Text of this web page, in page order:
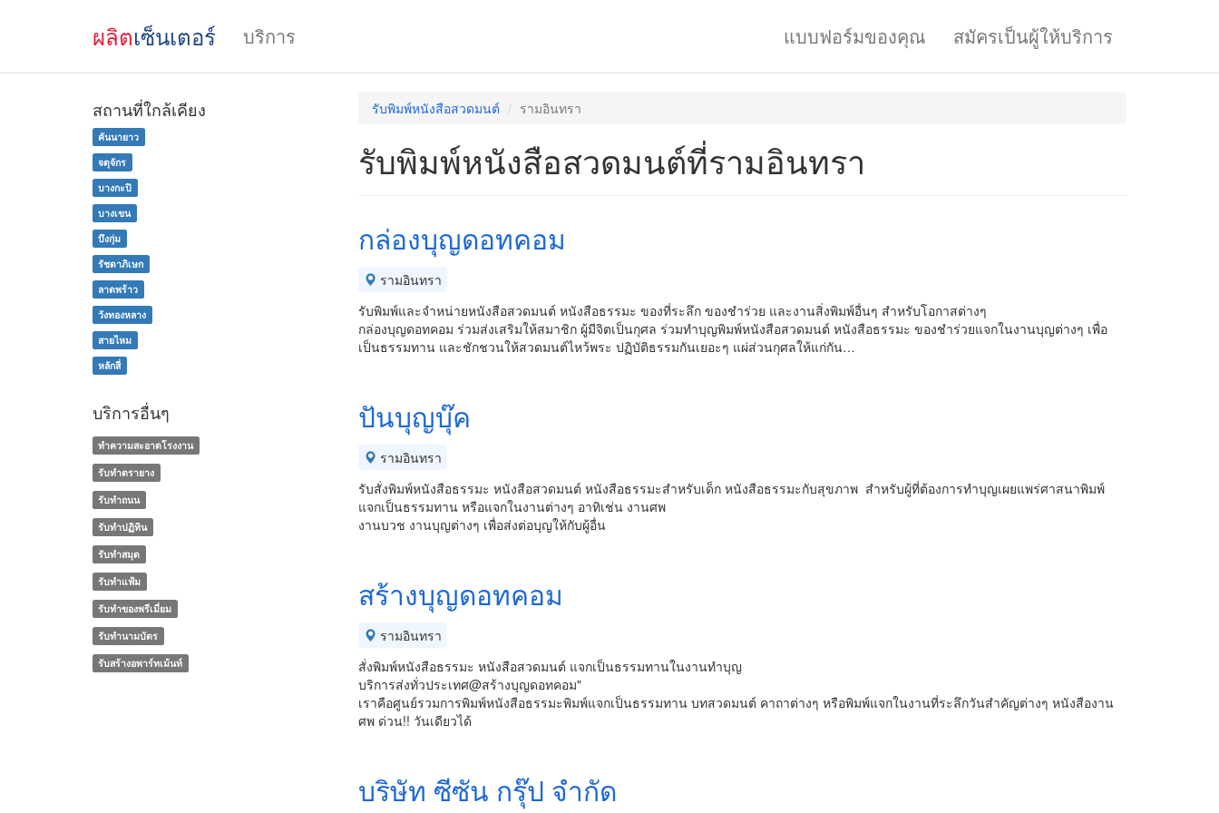
ผลิตเซ็นเตอร์ บริการ แบบฟอร์มของคุณ สมัครเป็นผู้ให้บริการ
รับพิมพ์หนังสือสวดมนต์ รามอินทรา
รับพิมพ์หนังสือสวดมนต์ที่รามอินทรา
กล่องบุญดอทคอม
รามอินทรา
รับพิมพ์และจำหน่ายหนังสือสวดมนต์ หนังสือธรรมะ ของที่ระลึก ของชำร่วย และงานสิ่งพิมพ์อื่นๆ สำหรับโอกาสต่างๆ
กล่องบุญดอทคอม ร่วมส่งเสริมให้สมาชิก ผู้มีจิตเป็นกุศล ร่วมทำบุญพิมพ์หนังสือสวดมนต์ หนังสือธรรมะ ของชำร่วยแจกในงานบุญต่างๆ เพื่อ
เป็นธรรมทาน และชักชวนให้สวดมนต์ไหว้พระ ปฏิบัติธรรมกันเยอะๆ แผ่ส่วนกุศลให้แก่กัน…
ปันบุญบุ๊ค
รามอินทรา
รับสั่งพิมพ์หนังสือธรรมะ หนังสือสวดมนต์ หนังสือธรรมะสำหรับเด็ก หนังสือธรรมะกับสุขภาพ สำหรับผู้ที่ต้องการทำบุญเผยแพร่ศาสนาพิมพ์
แจกเป็นธรรมทาน หรือแจกในงานต่างๆ อาทิเช่น งานศพ
งานบวช งานบุญต่างๆ เพื่อส่งต่อบุญให้กับผู้อื่น
สร้างบุญดอทคอม
รามอินทรา
สั่งพิมพ์หนังสือธรรมะ หนังสือสวดมนต์ แจกเป็นธรรมทานในงานทำบุญ
บริการส่งทั่วประเทศ@สร้างบุญดอทคอม"
เราคือศูนย์รวมการพิมพ์หนังสือธรรมะพิมพ์แจกเป็นธรรมทาน บทสวดมนต์ คาถาต่างๆ หรือพิมพ์แจกในงานที่ระลึกวันสำคัญต่างๆ หนังสืองาน
ศพ ด่วน!! วันเดียวได้
บริษัท ซีซัน กรุ๊ป จำกัด
สถานที่ใกล้เคียง
คันนายาว
จตุจักร
บางกะปิ
บางเขน
บึงกุ่ม
รัชดาภิเษก
ลาดพร้าว
วังทองหลาง
สายไหม
หลักสี่
บริการอื่นๆ
ทำความสะอาดโรงงาน
รับทำตรายาง
รับทำถนน
รับทำปฏิทิน
รับทำสมุด
รับทำแฟ้ม
รับทําของพรีเมี่ยม
รับทํานามบัตร
รับสร้างอพาร์ทเม้นท์